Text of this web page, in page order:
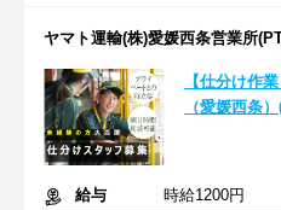
ヤマト運輸(株)愛媛西条営業所
【仕分け作
（愛媛西条
給与
時給1200円